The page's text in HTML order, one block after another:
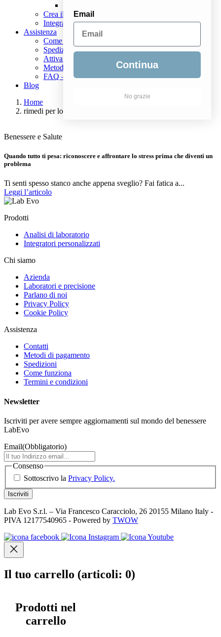
Crea il tuo kit di analisi
Integratori personalizzati
Assistenza
Come funziona
Spedizioni
Attiva il Kit
Metodi di pagamento
FAQ – Domande frequenti
Blog
Home
rimedi per lo stress
Benessere e Salute
Quando tutto ti pesa: riconoscere e affrontare lo stress prima che diventi un
problema
Ti senti spesso stanco anche appena sveglio? Fai fatica a...
Leggi l’articolo
Prodotti
Analisi di laboratorio
Integratori personalizzati
Chi siamo
Azienda
Laboratori e precisione
Parlano di noi
Privacy Policy
Cookie Policy
Assistenza
Contatti
Metodi di pagamento
Spedizioni
Come funziona
Termini e condizioni
Newsletter
Iscriviti per avere sempre aggiornamenti sul mondo del benessere
LabEvo
Email(Obbligatorio)
Consenso
Sottoscrivo la Privacy Policy.
Lab Evo S.r.l. – Via Francesco Caracciolo, 26 20155 Milano Italy -
PIVA 12177540965 - Powered by TWOW
Il tuo carrello (articoli: 0)
Prodotti nel
carrello
Email
Continua
No grazie